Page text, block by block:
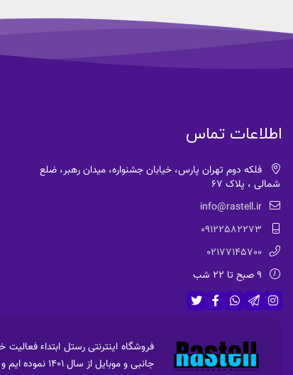
اطلاعات تماس
فلکه دوم تهران پارس، خیابان جشنواره، میدان رهبر، ضلع
شمالی ، پلاک 67
info@rastell.ir
09122582273
02177145700
9 صبح تا 22 شب
جانبی و موبایل از سال 1401 نموده ایم و در تلاش جهت فروش امن ،راحت و با کیفیت و قیمت مناسب برای عرضه به مشتریان هستیم.